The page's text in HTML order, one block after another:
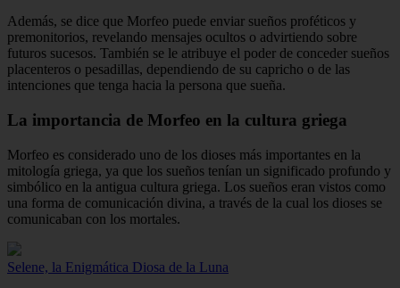
Además, se dice que Morfeo puede enviar sueños proféticos y
premonitorios, revelando mensajes ocultos o advirtiendo sobre
futuros sucesos. También se le atribuye el poder de conceder sueños
placenteros o pesadillas, dependiendo de su capricho o de las
intenciones que tenga hacia la persona que sueña.
La importancia de Morfeo en la cultura griega
Morfeo es considerado uno de los dioses más importantes en la
mitología griega, ya que los sueños tenían un significado profundo y
simbólico en la antigua cultura griega. Los sueños eran vistos como
una forma de comunicación divina, a través de la cual los dioses se
comunicaban con los mortales.
Selene, la Enigmática Diosa de la Luna